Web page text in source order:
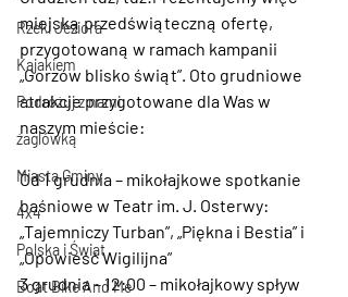
Rzeki Jeziora
Kajakiem
Podróżuj z nami
żaglówką
Miasta Gminy
4x4
Polska i Świat
Boat Bike And Me
miejską przedświąteczną ofertę,
przygotowaną w ramach kampanii
„Gorzów blisko świąt”. Oto grudniowe
atrakcje przygotowane dla Was w
naszym mieście:
Od 1 grudnia – mikołajkowe spotkanie
baśniowe w Teatr im. J. Osterwy:
„Tajemniczy Turban”, „Piękna i Bestia” i
„Opowieść Wigilijna”
3 grudnia – 12:00 – mikołajkowy spływ